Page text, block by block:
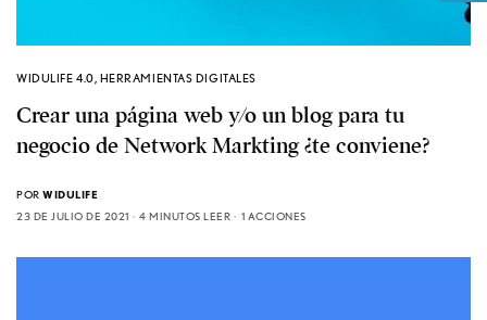
WIDULIFE 4.0, HERRAMIENTAS DIGITALES
Crear una página web y/o un blog para tu
negocio de Network Markting ¿te conviene?
POR WIDULIFE
23 DE JULIO DE 2021
4 MINUTOS LEER 1 ACCIONES